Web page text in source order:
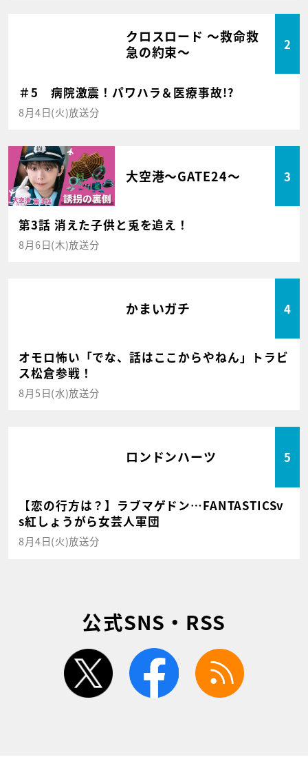
クロスロード ～救命救
急の約束～
2
＃5 病院激震！パワハラ＆医療事故!?
8月4日(火)放送分
大空港～GATE24～ 3
第3話 消えた子供と兎を追え！
8月6日(木)放送分
かまいガチ 4
オモロ怖い「でな、話はここからやねん」トラビ
ス松倉参戦！
8月5日(水)放送分
ロンドンハーツ 5
【恋の行方は？】ラブマゲドン…FANTASTICSv
s紅しょうがら女芸人軍団
8月4日(火)放送分
公式SNS・RSS
twitter facebook